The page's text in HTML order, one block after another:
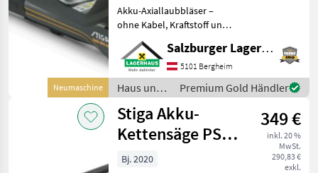
Neumaschine
Akku-Axiallaubbläser –
ohne Kabel, Kraftstoff und
Abgasen Der
leistungsstarke bürstenlose
800-WMotor erzeugt eine
Luftgeschwindigkeit von bis
zu 55 m/s Variable ü
Salzburger Lagerhaus-Technik
5101 Bergheim
Haus und
Garten /
Stiga
Premium Gold Händler
Stiga Akku-
Kettensäge PS
700e
349 €
inkl. 20 %
MwSt.
290,83 €
exkl.
Bj. 2020